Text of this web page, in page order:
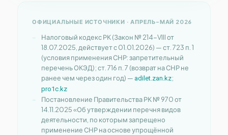
ОФИЦИАЛЬНЫЕ ИСТОЧНИКИ · АПРЕЛЬ–МАЙ 2026
Налоговый кодекс РК (Закон № 214-VIII от
18.07.2025, действует с 01.01.2026) — ст. 723 п. 1
(условия применения СНР: запретительный
перечень ОКЭД); ст. 716 п. 7 (возврат на СНР не
ранее чем через один год) — adilet.zan.kz;
pro1c.kz
Постановление Правительства РК № 970 от
14.11.2025 «Об утверждении перечня видов
деятельности, по которым запрещено
применение СНР на основе упрощённой